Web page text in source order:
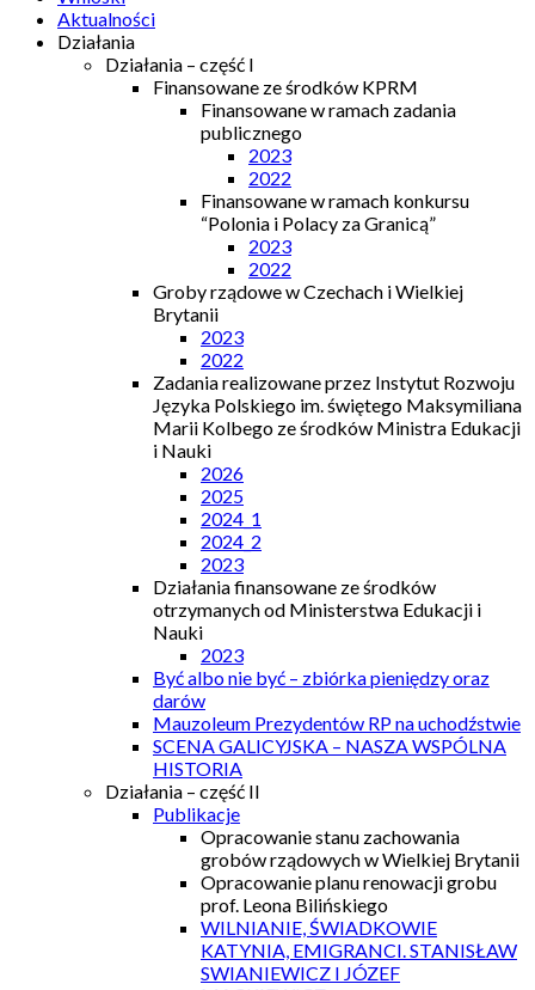
Aktualności
Działania
Działania – część I
Finansowane ze środków KPRM
Finansowane w ramach zadania
publicznego
2023
2022
Finansowane w ramach konkursu
“Polonia i Polacy za Granicą”
2023
2022
Groby rządowe w Czechach i Wielkiej
Brytanii
2023
2022
Zadania realizowane przez Instytut Rozwoju
Języka Polskiego im. świętego Maksymiliana
Marii Kolbego ze środków Ministra Edukacji
i Nauki
2026
2025
2024_1
2024_2
2023
Działania finansowane ze środków
otrzymanych od Ministerstwa Edukacji i
Nauki
2023
Być albo nie być – zbiórka pieniędzy oraz
darów
Mauzoleum Prezydentów RP na uchodźstwie
SCENA GALICYJSKA – NASZA WSPÓLNA
HISTORIA
Działania – część II
Publikacje
Opracowanie stanu zachowania
grobów rządowych w Wielkiej Brytanii
Opracowanie planu renowacji grobu
prof. Leona Bilińskiego
WILNIANIE, ŚWIADKOWIE
KATYNIA, EMIGRANCI. STANISŁAW
SWIANIEWICZ I JÓZEF